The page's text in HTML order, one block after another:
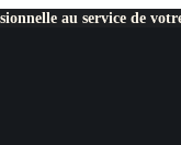
au service de